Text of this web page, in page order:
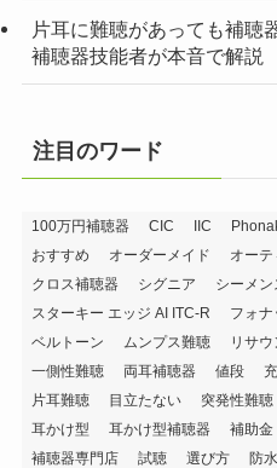
片耳に難聴があっても補聴
補聴器技能者が本音で解説
注目のワード
100万円補聴器 CIC IIC
おすすめ
オーダーメイド オーテ
クロス補聴器
シグニア シーメン
スターキー エッジ AI ITC-R
フォナ
ベルトーン
ムンプス難聴 リサウ
一側性難聴
両耳補聴器 値段
片耳難聴
目立たない 突発性難聴
耳かけ型
耳かけ型補聴器 補助金
補聴器専門店
試聴 選び方 防